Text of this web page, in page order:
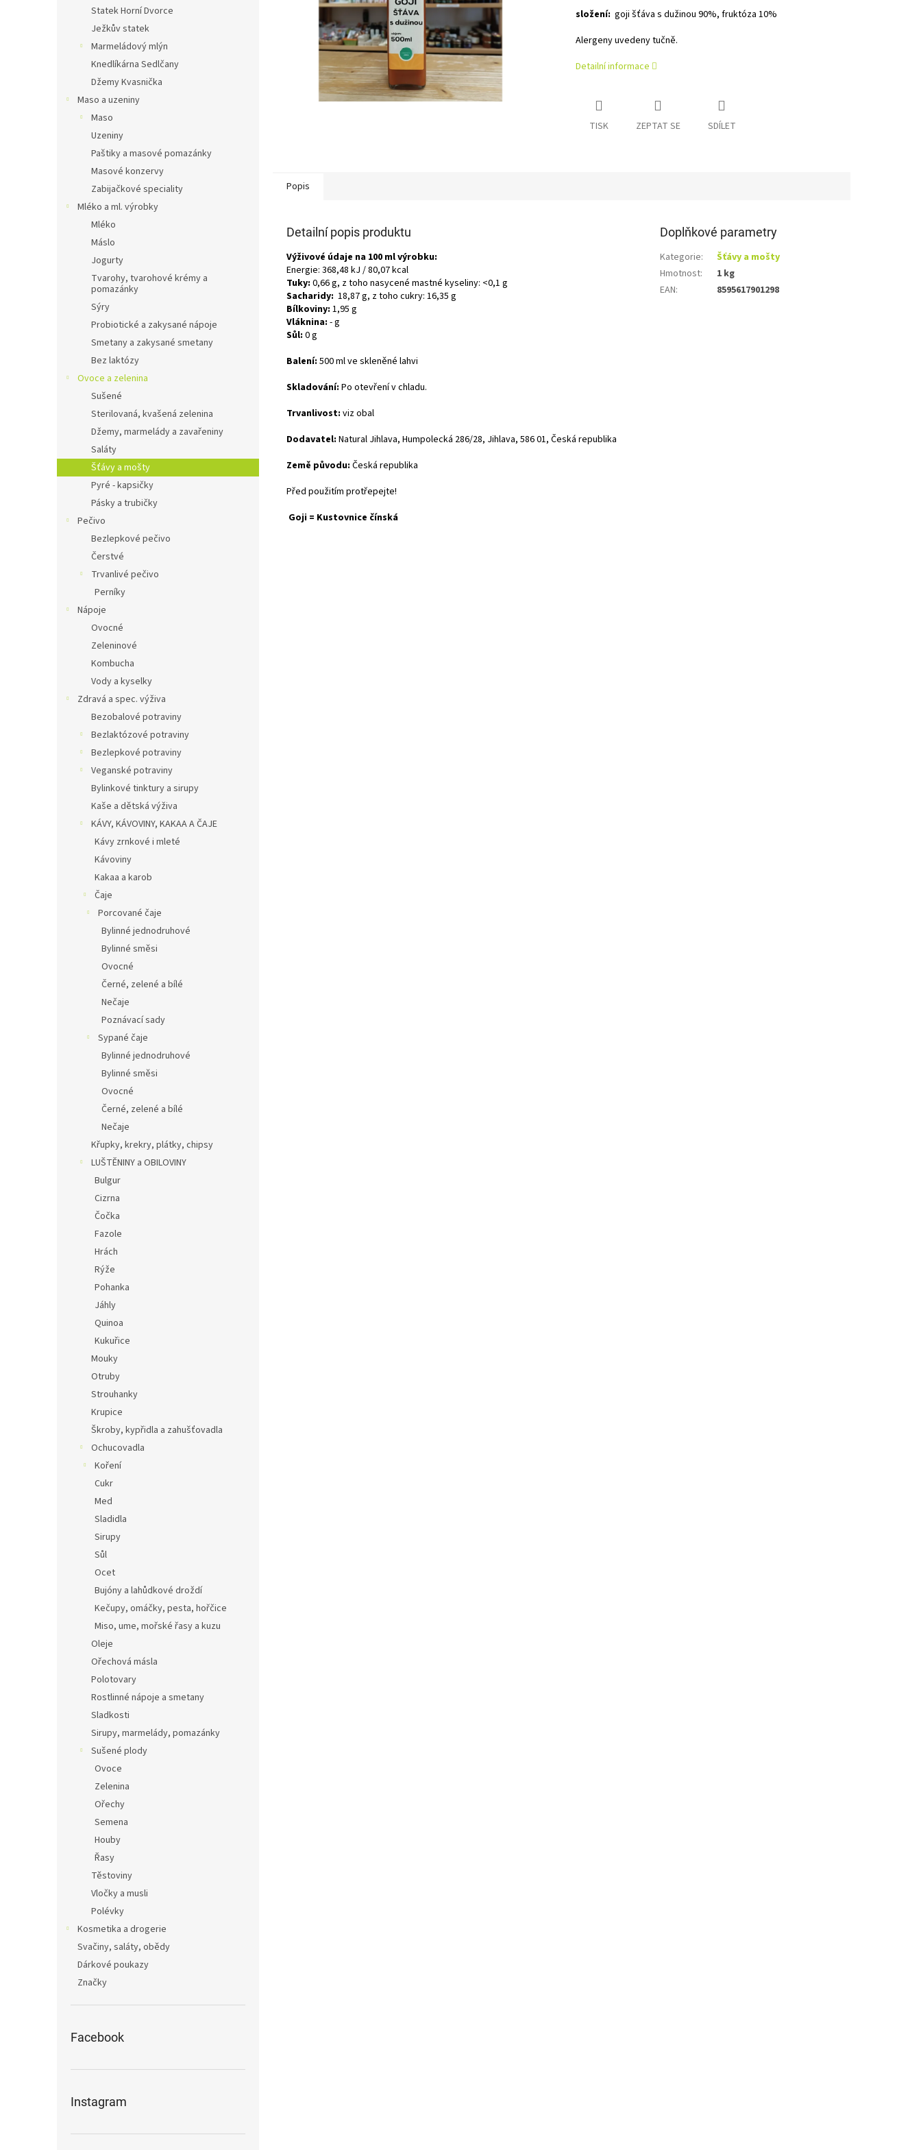
Statek Horní Dvorce
Ježkův statek
Marmeládový mlýn
Knedlíkárna Sedlčany
Džemy Kvasnička
Maso a uzeniny
Maso
Uzeniny
Paštiky a masové pomazánky
Masové konzervy
Zabijačkové speciality
Mléko a ml. výrobky
Mléko
Máslo
Jogurty
Tvarohy, tvarohové krémy a
pomazánky
Sýry
Probiotické a zakysané nápoje
Smetany a zakysané smetany
Bez laktózy
Ovoce a zelenina
Sušené
Sterilovaná, kvašená zelenina
Džemy, marmelády a zavařeniny
Saláty
Šťávy a mošty
Pyré - kapsičky
Pásky a trubičky
Pečivo
Bezlepkové pečivo
Čerstvé
Trvanlivé pečivo
Perníky
Nápoje
Ovocné
Zeleninové
Kombucha
Vody a kyselky
Zdravá a spec. výživa
Bezobalové potraviny
Bezlaktózové potraviny
Bezlepkové potraviny
Veganské potraviny
Bylinkové tinktury a sirupy
Kaše a dětská výživa
KÁVY, KÁVOVINY, KAKAA A ČAJE
Kávy zrnkové i mleté
Kávoviny
Kakaa a karob
Čaje
Porcované čaje
Bylinné jednodruhové
Bylinné směsi
Ovocné
Černé, zelené a bílé
Nečaje
Poznávací sady
Sypané čaje
Bylinné jednodruhové
Bylinné směsi
Ovocné
Černé, zelené a bílé
Nečaje
Křupky, krekry, plátky, chipsy
LUŠTĚNINY a OBILOVINY
Bulgur
Cizrna
Čočka
Fazole
Hrách
Rýže
Pohanka
Jáhly
Quinoa
Kukuřice
Mouky
Otruby
Strouhanky
Krupice
Škroby, kypřidla a zahušťovadla
Ochucovadla
Koření
Cukr
Med
Sladidla
Sirupy
Sůl
Ocet
Bujóny a lahůdkové droždí
Kečupy, omáčky, pesta, hořčice
Miso, ume, mořské řasy a kuzu
Oleje
Ořechová másla
Polotovary
Rostlinné nápoje a smetany
Sladkosti
Sirupy, marmelády, pomazánky
Sušené plody
Ovoce
Zelenina
Ořechy
Semena
Houby
Řasy
Těstoviny
Vločky a musli
Polévky
Kosmetika a drogerie
Svačiny, saláty, obědy
Dárkové poukazy
Značky
Facebook
Instagram
složení: goji šťáva s dužinou 90%, fruktóza 10%
Alergeny uvedeny tučně.
Detailní informace
TISK ZEPTAT SE SDÍLET
Popis
Detailní popis produktu
Výživové údaje na 100 ml výrobku:
Energie: 368,48 kJ / 80,07 kcal
Tuky: 0,66 g, z toho nasycené mastné kyseliny: <0,1 g
Sacharidy: 18,87 g, z toho cukry: 16,35 g
Bílkoviny: 1,95 g
Vláknina: - g
Sůl: 0 g
Balení: 500 ml ve skleněné lahvi
Skladování: Po otevření v chladu.
Trvanlivost: viz obal
Dodavatel: Natural Jihlava, Humpolecká 286/28, Jihlava, 586 01, Česká republika
Země původu: Česká republika
Před použitím protřepejte!
Goji = Kustovnice čínská
Doplňkové parametry
Kategorie:
Šťávy a mošty
Hmotnost:
1 kg
EAN: 8595617901298